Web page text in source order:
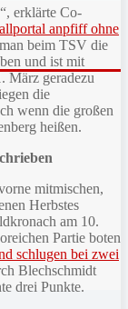
erklärte Co-
anpfiff ohne
beim TSV die
und ist mit
März geradezu
die
wenn die großen
heißen.
mitmischen,
Herbstes
am 10.
Partie boten
schlugen bei zwei
Blechschmidt
drei Punkte.